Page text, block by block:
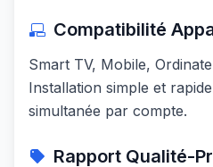
Compatibilité
Smart TV, Mobile,
Installation simple et
simultanée par compte.
Rapport Qualité-